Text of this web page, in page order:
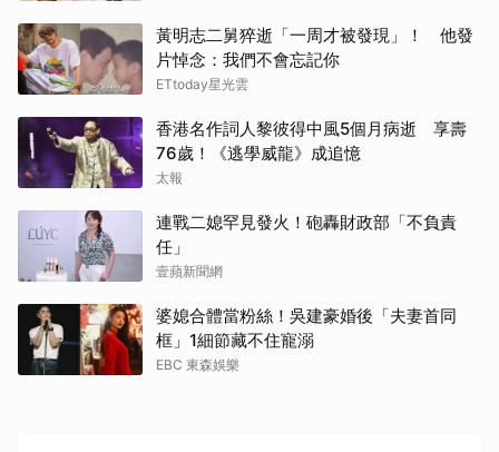
黃明志二舅猝逝「一周才被發現」！ 他發
片悼念：我們不會忘記你
ETtoday星光雲
香港名作詞人黎彼得中風5個月病逝 享壽
76歲！《逃學威龍》成追憶
太報
連戰二媳罕見發火！砲轟財政部「不負責
任」
壹蘋新聞網
婆媳合體當粉絲！吳建豪婚後「夫妻首同
框」1細節藏不住寵溺
EBC 東森娛樂